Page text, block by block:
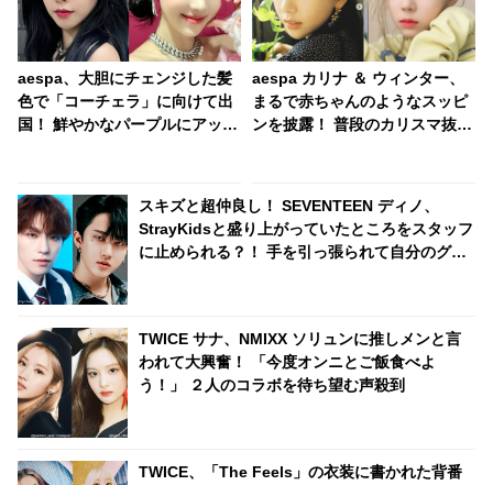
aespa、大胆にチェンジした髪
色で「コーチェラ」に向けて出
国！ 鮮やかなパープルにアッシ
姿に悶絶
aespa カリナ ＆ ウィンター、
まるで赤ちゃんのようなスッピ
ンを披露！ 普段のカリスマ抜群
スキズと超仲良し！ SEVENTEEN ディノ、
StrayKidsと盛り上がっていたところをスタッフ
に止められる？！ 手を引っ張られて自分のグル
TWICE サナ、NMIXX ソリュンに推しメンと言
われて大興奮！ 「今度オンニとご飯食べよ
う！」 ２人のコラボを待ち望む声殺到
TWICE、「The Feels」の衣装に書かれた背番